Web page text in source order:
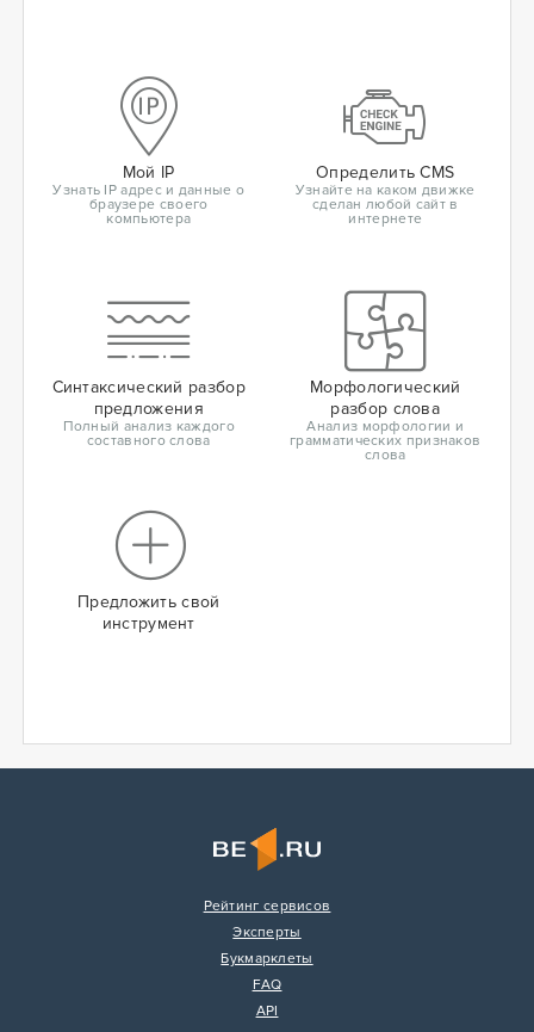
Мой IP
Узнать IP адрес и данные о
браузере своего
компьютера
Определить CMS
Узнайте на каком движке
сделан любой сайт в
интернете
Синтаксический разбор
предложения
Полный анализ каждого
составного слова
Морфологический
разбор слова
Анализ морфологии и
грамматических признаков
слова
Предложить свой
инструмент
Рейтинг сервисов
Эксперты
Букмарклеты
FAQ
API